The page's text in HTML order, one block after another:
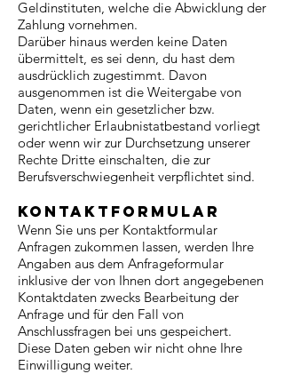
Geldinstituten, welche die Abwicklung der
Zahlung vornehmen.
Darüber hinaus werden keine Daten
übermittelt, es sei denn, du hast dem
ausdrücklich zugestimmt. Davon
ausgenommen ist die Weitergabe von
Daten, wenn ein gesetzlicher bzw.
gerichtlicher Erlaubnistatbestand vorliegt
oder wenn wir zur Durchsetzung unserer
Rechte Dritte einschalten, die zur
Berufsverschwiegenheit verpflichtet sind.
Kontaktformular
Wenn Sie uns per Kontaktformular
Anfragen zukommen lassen, werden Ihre
Angaben aus dem Anfrageformular
inklusive der von Ihnen dort angegebenen
Kontaktdaten zwecks Bearbeitung der
Anfrage und für den Fall von
Anschlussfragen bei uns gespeichert.
Diese Daten geben wir nicht ohne Ihre
Einwilligung weiter.